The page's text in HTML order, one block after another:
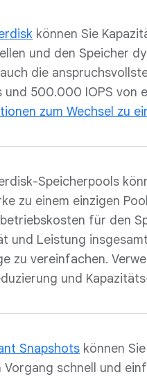
können Sie
und den Speicher
die
und 500.000 IOPS von
zum Wechsel zu
Speicherpools
zu einem einzigen
für den
und Leistung
zu vereinfachen.
und
Snapshots können
Vorgang schnell und